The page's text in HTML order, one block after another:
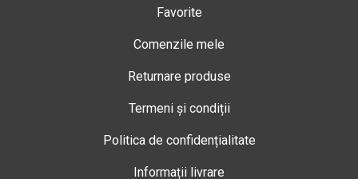
Favorite
Comenzile mele
Returnare produse
Termeni și condiții
Politica de confidențialitate
Informații livrare